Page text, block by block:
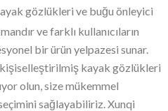
gözlükleri ve buğu önleyici
ve farklı kullanıcıların
bir ürün yelpazesi sunar.
kayak gözlükleri
olun, size mükemmel
sağlayabiliriz. Xunqi